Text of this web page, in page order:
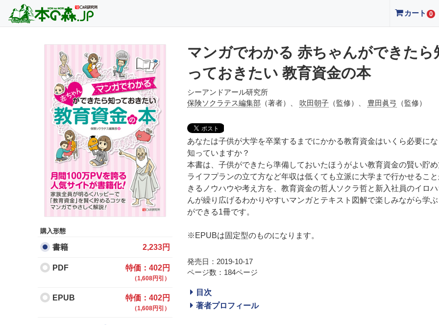
カート 0
購入形態
書籍 2,233円
PDF 特価：402円
（1,608円引）
EPUB 特価：402円
（1,608円引）
マンガでわかる 赤ちゃんができたら
っておきたい 教育資金の本
シーアンドアール研究所
保険ソクラテス編集部 （著者）、 吹田朝子 （監修）、 豊田眞弓 （監修）
あなたは子供が大学を卒業するまでにかかる教育資金はいくら必要に
知っていますか？
本書は、子供ができたら準備しておいたほうがよい教育資金の賢い貯
ライフプランの立て方など年収は低くても立派に大学まで行かせるこ
きるノウハウや考え方を、教育資金の哲人ソクラ哲と新入社員のイロ
んが繰り広げるわかりやすいマンガとテキスト図解で楽しみながら学
ができる1冊です。
※EPUBは固定型のものになります。
発売日：2019-10-17
ページ数：184ページ
目次
著者プロフィール